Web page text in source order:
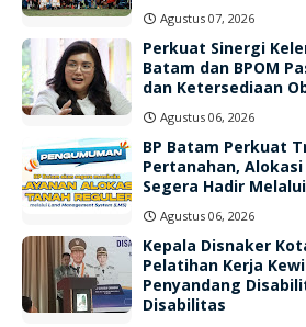
Agustus 07, 2026
Perkuat Sinergi
Batam dan BPOM
dan Ketersediaan
Agustus 06, 2026
BP Batam Perkuat
Pertanahan,
Segera Hadir Melalui
Agustus 06, 2026
Kepala Disnaker
Pelatihan Kerja
Penyandang
Disabilitas